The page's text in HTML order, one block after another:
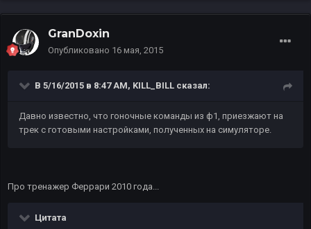
GranDoxin
Опубликовано 16 мая, 2015
В 5/16/2015 в 8:47 AM, KILL_BILL сказал:
Давно известно, что гоночные команды из ф1, приезжают на
трек с готовыми настройками, полученных на симуляторе.
Про тренажер Феррари 2010 года...
Цитата